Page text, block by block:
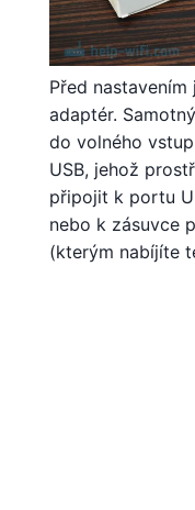
Před
adaptér.
do volného
USB, jehož
připojit k portu
nebo k zásuvce
(kterým nabíjíte